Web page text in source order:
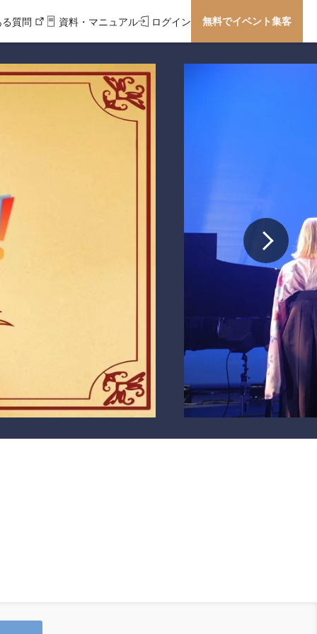
る質問 資料・マニュアル ログイン 無料でイベント集客